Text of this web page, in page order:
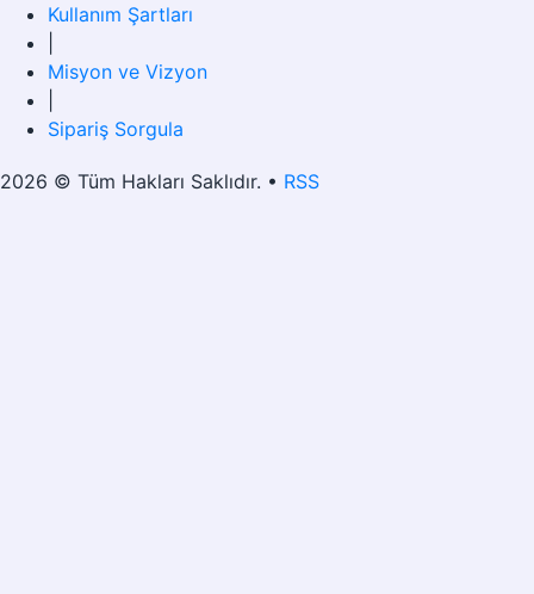
Kullanım Şartları
Misyon ve Vizyon
Sipariş Sorgula
2026 © Tüm Hakları Saklıdır. • RSS